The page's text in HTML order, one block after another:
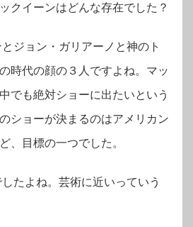
クイーンはどんな存在でした？
ジョン・ガリアーノと神のト
時代の顔の３人ですよね。マッ
でも絶対ショーに出たいという
ショーが決まるのはアメリカン
、目標の一つでした。
たよね。芸術に近いっていう